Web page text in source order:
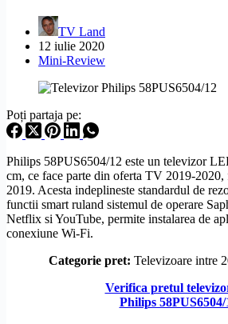
TV Land
12 iulie 2020
Mini-Review
Poți partaja pe:
Philips 58PUS6504/12 este un televizor
cm, ce face parte din oferta TV 2019-
2019. Acesta indeplineste standardul de
functii smart ruland sistemul de operare
Netflix si YouTube, permite instalarea de
conexiune Wi-Fi.
Categorie pret: Televizoare intre
Verifica pretul
Philips 58PUS6504/